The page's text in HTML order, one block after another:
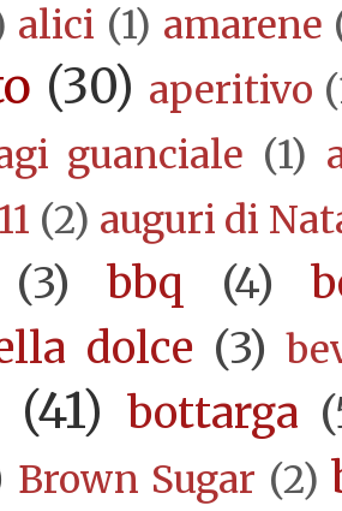
alici (1) amarene
(30) aperitivo
guanciale (1)
(2) auguri di
(3) bbq (4)
dolce (3)
(41) bottarga
Brown Sugar (2)